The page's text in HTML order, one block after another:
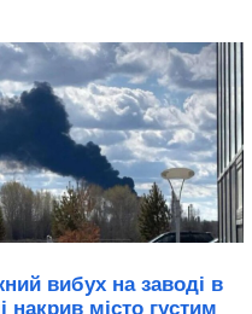
вибух на заводі в
накрив місто густим